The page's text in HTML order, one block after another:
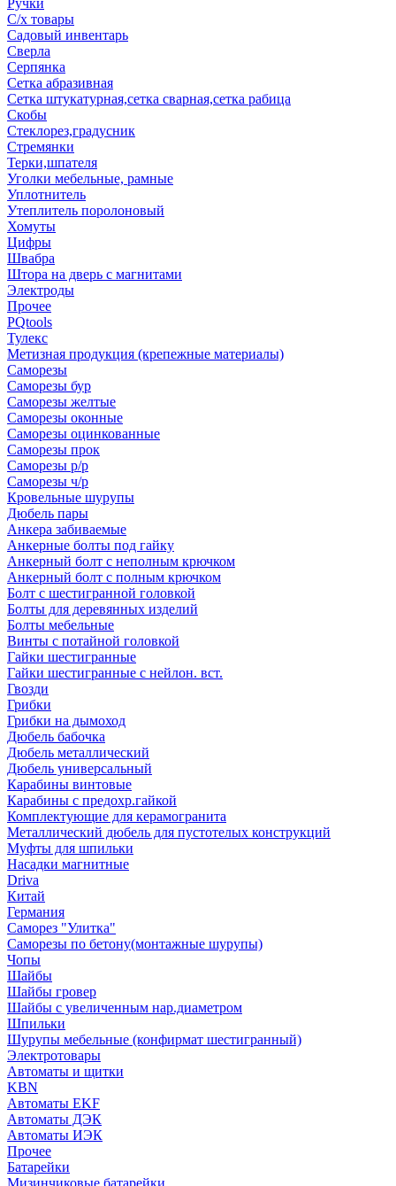
Ручки
С/х товары
Садовый инвентарь
Сверла
Серпянка
Сетка абразивная
Сетка штукатурная,сетка сварная,сетка рабица
Скобы
Стеклорез,градусник
Стремянки
Терки,шпателя
Уголки мебельные, рамные
Уплотнитель
Утеплитель поролоновый
Хомуты
Цифры
Швабра
Штора на дверь с магнитами
Электроды
Прочее
PQtools
Тулекс
Метизная продукция (крепежные материалы)
Саморезы
Саморезы бур
Саморезы желтые
Саморезы оконные
Саморезы оцинкованные
Саморезы прок
Саморезы р/р
Саморезы ч/р
Кровельные шурупы
Дюбель пары
Анкера забиваемые
Анкерные болты под гайку
Анкерный болт с неполным крючком
Анкерный болт с полным крючком
Болт с шестигранной головкой
Болты для деревянных изделий
Болты мебельные
Винты с потайной головкой
Гайки шестигранные
Гайки шестигранные с нейлон. вст.
Гвозди
Грибки
Грибки на дымоход
Дюбель бабочка
Дюбель металлический
Дюбель универсальный
Карабины винтовые
Карабины с предохр.гайкой
Комплектующие для керамогранита
Металлический дюбель для пустотелых конструкций
Муфты для шпильки
Насадки магнитные
Driva
Китай
Германия
Саморез "Улитка"
Саморезы по бетону(монтажные шурупы)
Чопы
Шайбы
Шайбы гровер
Шайбы с увеличенным нар.диаметром
Шпильки
Шурупы мебельные (конфирмат шестигранный)
Электротовары
Автоматы и щитки
KBN
Автоматы EKF
Автоматы ДЭК
Автоматы ИЭК
Прочее
Батарейки
Мизинчиковые батарейки